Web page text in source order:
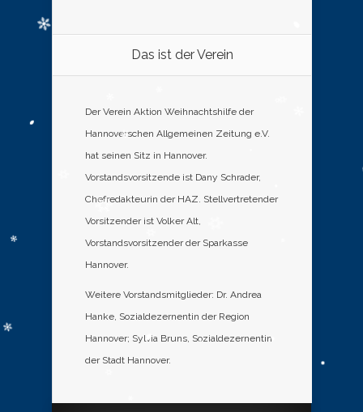
Das ist der Verein
Der Verein Aktion Weihnachtshilfe der
Hannoverschen Allgemeinen Zeitung e.V.
hat seinen Sitz in Hannover.
Vorstandsvorsitzende ist Dany Schrader,
Chefredakteurin der HAZ. Stellvertretender
Vorsitzender ist Volker Alt,
Vorstandsvorsitzender der Sparkasse
Hannover.
Weitere Vorstandsmitglieder: Dr. Andrea
Hanke, Sozialdezernentin der Region
Hannover; Sylvia Bruns, Sozialdezernentin
der Stadt Hannover.